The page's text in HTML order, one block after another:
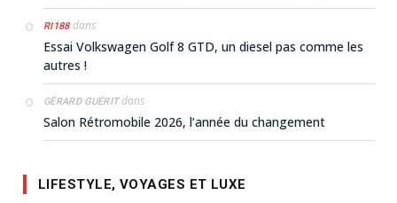
RI188dans
Essai Volkswagen Golf 8 GTD, un diesel pas comme les
autres !
GÉRARD GUÉRITdans
Salon Rétromobile 2026, l’année du changement
LIFESTYLE, VOYAGES ET LUXE